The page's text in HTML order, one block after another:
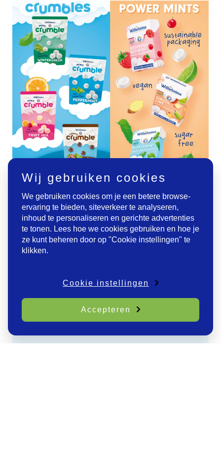
Deze producten zijn ook nog eens duurzaam verpakt in een
kartonnen flip-top-box. Fortuin speelt hiermee in op allerlei
relevante internationale trends binnen de categorie frismakers en is
met deze innovaties met recht de verfrisser binnen de categorie.
Wij gebruiken cookies
We gebruiken cookies om je een betere browse-
ervaring te bieden, siteverkeer te analyseren,
inhoud te personaliseren en gerichte advertenties
te tonen. Lees hoe we cookies gebruiken en hoe je
ze kunt beheren door op "Cookie instellingen" te
klikken.
Cookie instellingen
Accepteren